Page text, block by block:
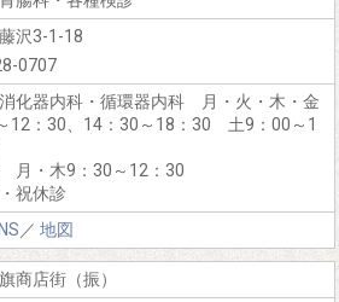
沢3-1-18
0707
化器内科・循環器内科 月・火・木・金
12：30、14：30～18：30 土9：00～1
月・木9：30～12：30
祝休診
／ 地図
商店街（振）